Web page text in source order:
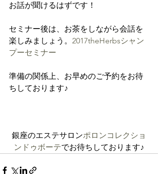
お話が聞けるはずです！
セミナー後は、お茶をしながら会話を
楽しみましょう。 2017theHerbsシャン
プーセミナー
準備の関係上、お早めのご予約をお待
ちしております♪
銀座のエステサロンポロンコレクショ
ンドゥボーテでお待ちしております♪